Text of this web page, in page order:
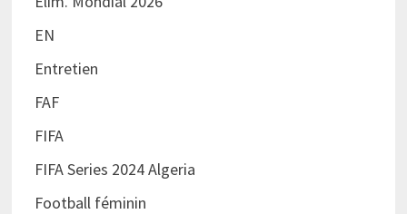
EN
Entretien
FAF
FIFA
FIFA Series 2024 Algeria
Football féminin